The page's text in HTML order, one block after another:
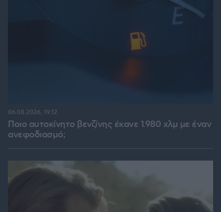
Ποιο αυτοκίνητο βενζίνης έκανε 1.980 χλμ με έναν
ανεφοδιασμό;
06.08.2026, 19:12